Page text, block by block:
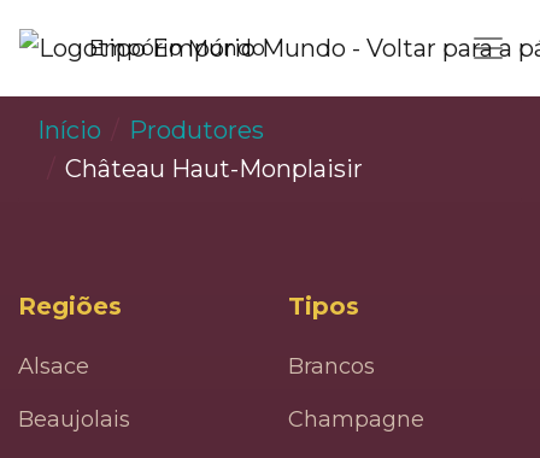
Empório Mundo
Início
Produtores
Château Haut-Monplaisir
Regiões
Alsace
Beaujolais
Tipos
Brancos
Champagne